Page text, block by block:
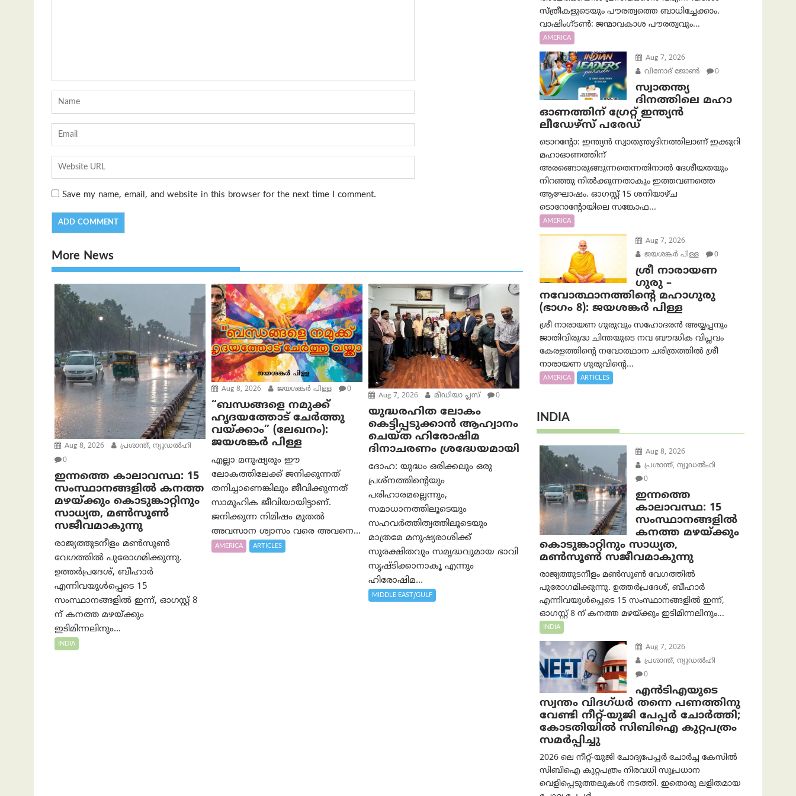
Save my name, email, and website in this browser for the next time I comment.
More News
Aug 8, 2026
പ്രശാന്ത്, ന്യൂഡല്‍ഹി
0
ഇന്നത്തെ കാലാവസ്ഥ: 15
സംസ്ഥാനങ്ങളിൽ കനത്ത
മഴയ്ക്കും കൊടുങ്കാറ്റിനും
സാധ്യത, മൺസൂൺ
സജീവമാകുന്നു
രാജ്യത്തുടനീളം മൺസൂൺ
വേഗത്തിൽ പുരോഗമിക്കുന്നു.
ഉത്തർപ്രദേശ്, ബീഹാർ
എന്നിവയുൾപ്പെടെ 15
സംസ്ഥാനങ്ങളിൽ ഇന്ന്, ഓഗസ്റ്റ് 8
ന് കനത്ത മഴയ്ക്കും
ഇടിമിന്നലിനും...
INDIA
Aug 8, 2026 ജയശങ്കര്‍ പിള്ള 0
“ബന്ധങ്ങളെ നമുക്ക്
ഹൃദയത്തോട് ചേർത്തു
വയ്ക്കാം” (ലേഖനം):
ജയശങ്കര്‍ പിള്ള
എല്ലാ മനുഷ്യരും ഈ
ലോകത്തിലേക്ക് ജനിക്കുന്നത്
തനിച്ചാണെങ്കിലും ജീവിക്കുന്നത്
സാമൂഹിക ജീവിയായിട്ടാണ്.
ജനിക്കുന്ന നിമിഷം മുതൽ
അവസാന ശ്വാസം വരെ അവനെ...
AMERICA ARTICLES
Aug 7, 2026 മീഡിയാ പ്ലസ് 0
യുദ്ധരഹിത ലോകം
കെട്ടിപ്പടുക്കാന്‍ ആഹ്വാനം
ചെയ്ത ഹിരോഷിമ
ദിനാചരണം ശ്രദ്ധേയമായി
ദോഹ: യുദ്ധം ഒരിക്കലും ഒരു
പ്രശ്‌നത്തിന്റെയും
പരിഹാരമല്ലെന്നും,
സമാധാനത്തിലൂടെയും
സഹവര്‍ത്തിത്വത്തിലൂടെയും
മാത്രമേ മനുഷ്യരാശിക്ക്
സുരക്ഷിതവും സമൃദ്ധവുമായ ഭാവി
സൃഷ്ടിക്കാനാകൂ എന്നും
ഹിരോഷിമ...
MIDDLE EAST/GULF
സ്ത്രീകളുടെയും പൗരത്വത്തെ ബാധിച്ചേക്കാം.
വാഷിംഗ്ടണ്‍: ജന്മാവകാശ പൗരത്വവും...
AMERICA
Aug 7, 2026
വിനോദ് ജോൺ
0
സ്വാതന്ത്യ
ദിനത്തിലെ മഹാ
ഓണത്തിന് ഗ്രേറ്റ് ഇന്ത്യൻ
ലീഡേഴ്സ് പരേഡ്
ടൊറന്റോ: ഇന്ത്യൻ സ്വാതന്ത്ര്യദിനത്തിലാണ് ഇക്കുറി
മഹാഓണത്തിന്
അരങ്ങൊരുങ്ങുന്നതെന്നതിനാൽ ദേശീയതയും
നിറഞ്ഞു നിൽക്കുന്നതാകും ഇത്തവണത്തെ
ആഘോഷം. ഓഗസ്റ്റ് 15 ശനിയാഴ്ച
ടൊറോന്റോയിലെ സങ്കോഫ...
AMERICA
Aug 7, 2026
ജയശങ്കര്‍ പിള്ള
0
ശ്രീ നാരായണ
ഗുരു –
നവോത്ഥാനത്തിന്റെ മഹാഗുരു
(ഭാഗം 8): ജയശങ്കര്‍ പിള്ള
ശ്രീ നാരായണ ഗുരുവും സഹോദരൻ അയ്യപ്പനും
ജാതിവിരുദ്ധ ചിന്തയുടെ നവ ബൗദ്ധിക വിപ്ലവം
കേരളത്തിന്റെ നവോത്ഥാന ചരിത്രത്തിൽ ശ്രീ
നാരായണ ഗുരുവിന്റെ...
AMERICA ARTICLES
INDIA
Aug 8, 2026
പ്രശാന്ത്, ന്യൂഡല്‍ഹി
0
ഇന്നത്തെ
കാലാവസ്ഥ: 15
സംസ്ഥാനങ്ങളിൽ
കനത്ത മഴയ്ക്കും
കൊടുങ്കാറ്റിനും സാധ്യത,
മൺസൂൺ സജീവമാകുന്നു
രാജ്യത്തുടനീളം മൺസൂൺ വേഗത്തിൽ
പുരോഗമിക്കുന്നു. ഉത്തർപ്രദേശ്, ബീഹാർ
എന്നിവയുൾപ്പെടെ 15 സംസ്ഥാനങ്ങളിൽ ഇന്ന്,
ഓഗസ്റ്റ് 8 ന് കനത്ത മഴയ്ക്കും ഇടിമിന്നലിനും...
INDIA
Aug 7, 2026
പ്രശാന്ത്, ന്യൂഡല്‍ഹി
0
എൻ‌ടി‌എയുടെ
സ്വന്തം വിദഗ്ധർ തന്നെ പണത്തിനു
വേണ്ടി നീറ്റ്-യു‌ജി പേപ്പർ ചോർത്തി;
കോടതിയില്‍ സിബിഐ കുറ്റപത്രം
സമര്‍പ്പിച്ചു
2026 ലെ നീറ്റ്-യുജി ചോദ്യപേപ്പർ ചോർച്ച കേസിൽ
സിബിഐ കുറ്റപത്രം നിരവധി സുപ്രധാന
വെളിപ്പെടുത്തലുകൾ നടത്തി. ഇതൊരു ലളിതമായ